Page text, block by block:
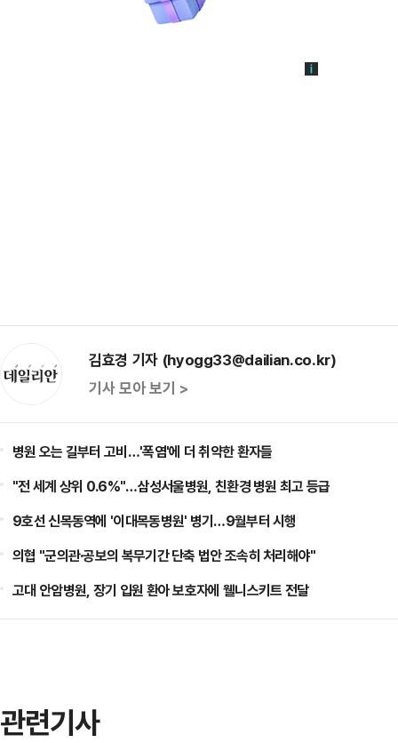
김효경 기자 (hyogg33@dailian.co.kr)
기사 모아 보기 >
병원 오는 길부터 고비…'폭염'에 더 취약한 환자들
"전 세계 상위 0.6%"…삼성서울병원, 친환경 병원 최고 등급
9호선 신목동역에 '이대목동병원' 병기…9월부터 시행
의협 "군의관·공보의 복무기간 단축 법안 조속히 처리해야"
고대 안암병원, 장기 입원 환아 보호자에 웰니스키트 전달
관련기사